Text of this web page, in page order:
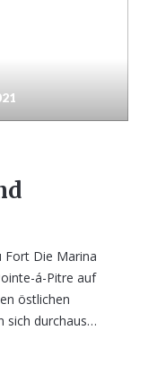
Fort Die Marina
á-Pitre auf
östlichen
sich durchaus…